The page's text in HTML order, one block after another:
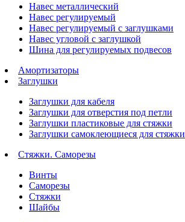
Навес металлический
Навес регулируемый
Навес регулируемый с заглушками
Навес угловой с заглушкой
Шина для регулируемых подвесов
Амортизаторы
Заглушки
Заглушки для кабеля
Заглушки для отверстия под петли
Заглушки пластиковые для стяжки
Заглушки самоклеющиеся для стяжки
Стяжки. Саморезы
Винты
Саморезы
Стяжки
Шайбы